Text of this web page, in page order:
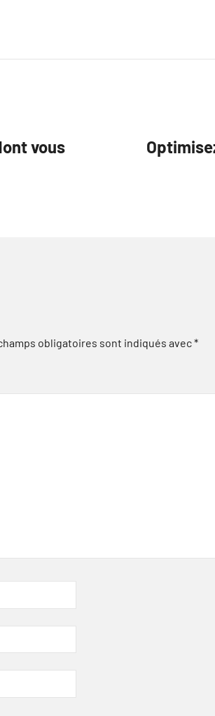
vous
obligatoires sont indiqués avec*